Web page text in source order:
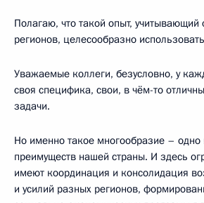
Полагаю, что такой опыт, учитывающий
регионов, целесообразно
Уважаемые коллеги, безусловно, у
своя специфика, свои, в чём-то
задачи.
Но именно такое многообразие –
преимуществ нашей страны. И здесь
имеют координация и консолидация
и усилий разных регионов,